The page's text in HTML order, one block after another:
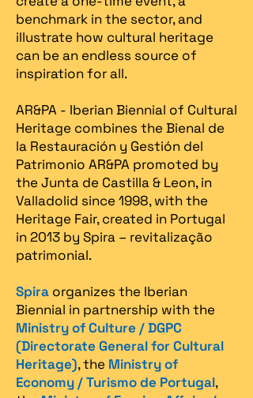
benchmark in the sector, and
illustrate how cultural heritage
can be an endless source of
inspiration for all.
AR&PA - Iberian Biennial of Cultural
Heritage combines the Bienal de
la Restauración y Gestión del
Patrimonio AR&PA promoted by
the Junta de Castilla & Leon, in
Valladolid since 1998, with the
Heritage Fair, created in Portugal
in 2013 by Spira – revitalização
patrimonial.​
Spira organizes the Iberian
Biennial in partnership with the
Ministry of Culture / DGPC
(Directorate General for Cultural
Heritage), the Ministry of
Economy / Turismo de Portugal,